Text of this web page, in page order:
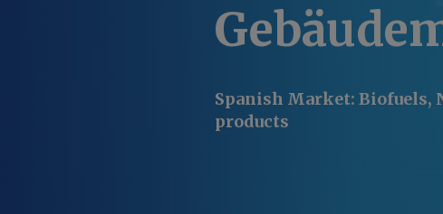
Spanish Market: Biofuels,
products